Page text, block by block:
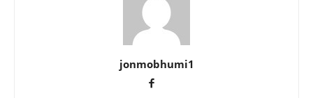
jonmobhumi1